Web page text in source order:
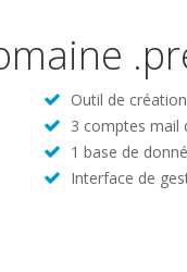
Outil de
3 comptes mail
1 base de
Interface de